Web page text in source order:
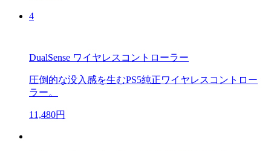
4
DualSense ワイヤレスコントローラー
圧倒的な没入感を生むPS5純正ワイヤレスコントロー
ラー。
11,480円